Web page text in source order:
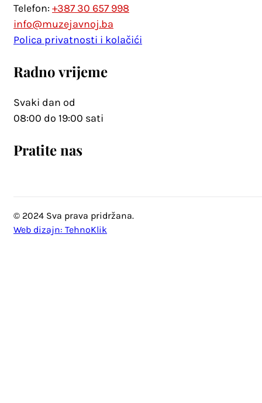
Telefon: +387 30 657 998
info@muzejavnoj.ba
Polica privatnosti i kolačići
Radno vrijeme
Svaki dan od
08:00 do 19:00 sati
Pratite nas
© 2024 Sva prava pridržana.
Web dizajn: TehnoKlik